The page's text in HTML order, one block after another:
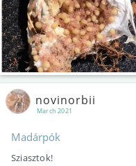
March 2021
novinorbii
Madárpók
Sziasztok!